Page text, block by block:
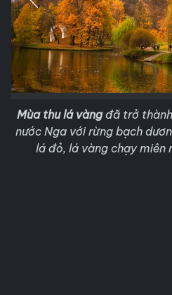
Mùa thu lá vàngđã trở thành
nước Nga với rừng bạch
lá đỏ, lá vàng chạy